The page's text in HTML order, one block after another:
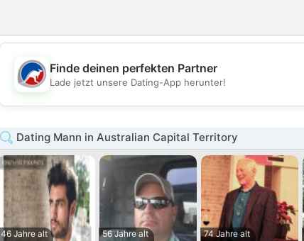
💖
💕
Finde deinen perfekten Partner
Lade jetzt unsere Dating-App herunter!
Dating Mann in Australian Capital Territory
46 Jahre alt
56 Jahre alt
74 Jahre alt